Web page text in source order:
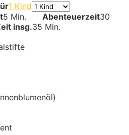
1 Kind
5 Min. Abenteuerzeit30
insg.35 Min.